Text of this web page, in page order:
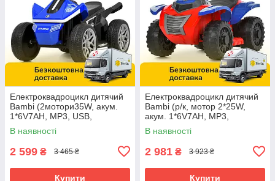
Електроквадроцикл дитячий
Bambi (2мотори35W, акум.
1*6V7AH, MP3, USB,
BLUETOOTH) M 6362E-4
Синій
В наявності
2 599 ₴ 3 465 ₴
Купити
Електроквадроцикл дитячий
Bambi (р/к, мотор 2*25W,
акум. 1*6V7AH, MP3,
BLUETOOTH) M 6367ELR-3-4
Червоно-синій
В наявності
2 981 ₴ 3 923 ₴
Купити